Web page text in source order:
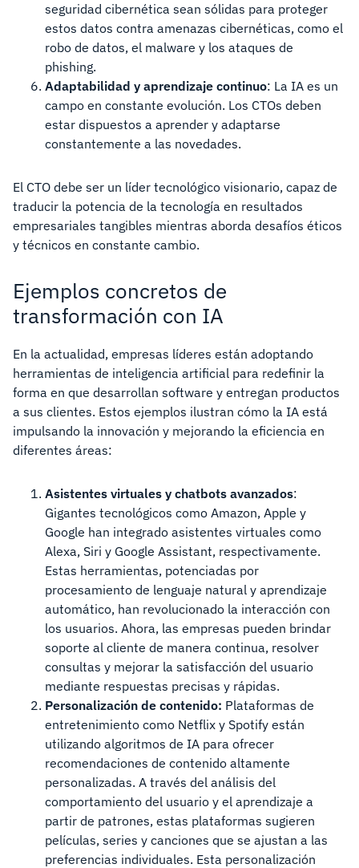
seguridad cibernética sean sólidas para proteger
estos datos contra amenazas cibernéticas, como el
robo de datos, el malware y los ataques de
phishing.
Adaptabilidad y aprendizaje continuo: La IA es un
campo en constante evolución. Los CTOs deben
estar dispuestos a aprender y adaptarse
constantemente a las novedades.
El CTO debe ser un líder tecnológico visionario, capaz de
traducir la potencia de la tecnología en resultados
empresariales tangibles mientras aborda desafíos éticos
y técnicos en constante cambio.
Ejemplos concretos de
transformación con IA
En la actualidad, empresas líderes están adoptando
herramientas de inteligencia artificial para redefinir la
forma en que desarrollan software y entregan productos
a sus clientes. Estos ejemplos ilustran cómo la IA está
impulsando la innovación y mejorando la eficiencia en
diferentes áreas:
Asistentes virtuales y chatbots avanzados:
Gigantes tecnológicos como Amazon, Apple y
Google han integrado asistentes virtuales como
Alexa, Siri y Google Assistant, respectivamente.
Estas herramientas, potenciadas por
procesamiento de lenguaje natural y aprendizaje
automático, han revolucionado la interacción con
los usuarios. Ahora, las empresas pueden brindar
soporte al cliente de manera continua, resolver
consultas y mejorar la satisfacción del usuario
mediante respuestas precisas y rápidas.
Personalización de contenido: Plataformas de
entretenimiento como Netflix y Spotify están
utilizando algoritmos de IA para ofrecer
recomendaciones de contenido altamente
personalizadas. A través del análisis del
comportamiento del usuario y el aprendizaje a
partir de patrones, estas plataformas sugieren
películas, series y canciones que se ajustan a las
preferencias individuales. Esta personalización